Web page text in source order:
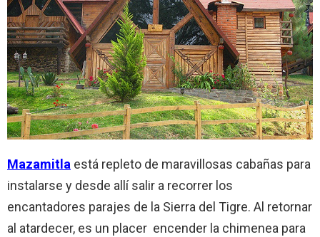
Mazamitla está repleto de maravillosas cabañas para
instalarse y desde allí salir a recorrer los
encantadores parajes de la Sierra del Tigre. Al retornar
al atardecer, es un placer encender la chimenea para